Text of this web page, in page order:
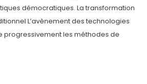
démocratiques. La transformation
L’avènement des technologies
progressivement les méthodes de